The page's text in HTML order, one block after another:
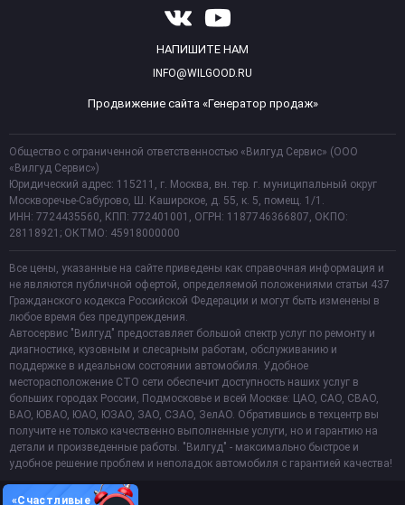
НАПИШИТЕ НАМ
INFO@WILGOOD.RU
Продвижение сайта «Генератор продаж»
Общество с ограниченной ответственностью «Вилгуд Сервис» (ООО
«Вилгуд Сервис»)
Юридический адрес: 115211, г. Москва, вн. тер. г. муниципальный округ
Москворечье-Сабурово, Ш. Каширское, д. 55, к. 5, помещ. 1/1.
ИНН: 7724435560, КПП: 772401001, ОГРН: 1187746366807, ОКПО:
28118921; ОКТМО: 45918000000
Все цены, указанные на сайте приведены как справочная информация и
не являются публичной офертой, определяемой положениями статьи 437
Гражданского кодекса Российской Федерации и могут быть изменены в
любое время без предупреждения.
Автосервис "Вилгуд" предоставляет большой спектр услуг по ремонту и
диагностике, кузовным и слесарным работам, обслуживанию и
поддержке в идеальном состоянии автомобиля. Удобное
месторасположение СТО сети обеспечит доступность наших услуг в
больших городах России, Подмосковье и всей Москве: ЦАО, САО, СВАО,
ВАО, ЮВАО, ЮАО, ЮЗАО, ЗАО, СЗАО, ЗелАО. Обратившись в техцентр вы
получите не только качественно выполненные услуги, но и гарантию на
детали и произведенные работы. "Вилгуд" - максимально быстрое и
удобное решение проблем и неполадок автомобиля с гарантией качества!
«Счастливые